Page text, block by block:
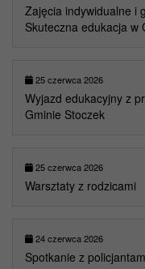
Zajęcia indywidualne i
Skuteczna edukacja w
25 czerwca 2026
Wyjazd edukacyjny z
Gminie Stoczek
25 czerwca 2026
Warsztaty z rodzicami
24 czerwca 2026
Spotkanie z